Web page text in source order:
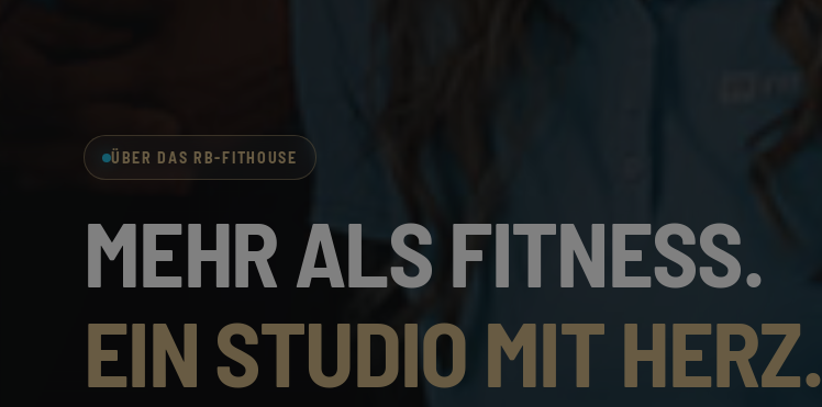
ÜBER DAS RB-FITHOUSE
MEHR ALS FITNESS.
EIN STUDIO MIT HERZ.